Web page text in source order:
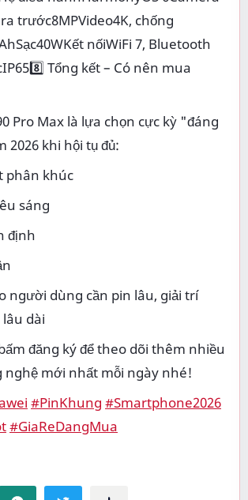
trước8MPVideo4K, chống
nốiWiFi 7, Bluetooth
Tổng kết – Có nên mua
Pro Max là lựa chọn cực kỳ "đáng
khi hội tụ đủ:
phân khúc
sáng
định
người dùng cần pin lâu, giải trí
dài
đăng ký để theo dõi thêm nhiều
nghệ mới nhất mỗi ngày nhé!
#PinKhung #Smartphone2026
#GiaReDangMua